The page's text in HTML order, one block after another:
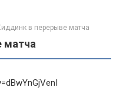
в перерыве матча
матча